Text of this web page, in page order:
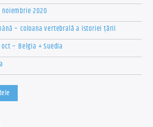
2020
– coloana vertebrală a istoriei țării
– Belgia + Suedia